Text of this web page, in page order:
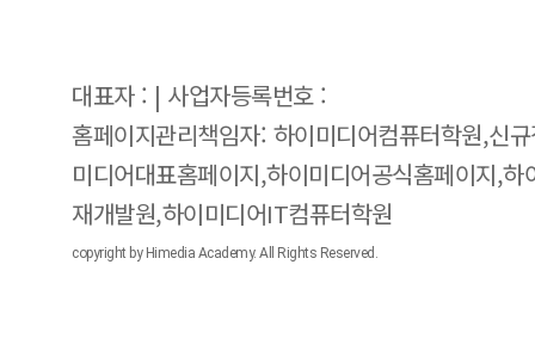
대표자 : | 사업자등록번호 :
홈페이지관리책임자: 하이미디어컴퓨터학원,신
미디어대표홈페이지,하이미디어공식홈페이지,
재개발원,하이미디어IT컴퓨터학원
copyright by Himedia Academy. All Rights Reserved.